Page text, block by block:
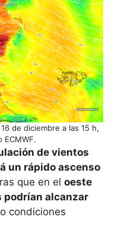
de diciembre a las 15 h,
ECMWF.
de vientos
un rápido ascenso
que en el oeste
podrían alcanzar
condiciones